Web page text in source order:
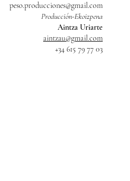
peso.producciones@gmail.com
Producción-Ekoizpena
Aintza Uriarte
aintzau@gmail.com
+34 615 79 77 03